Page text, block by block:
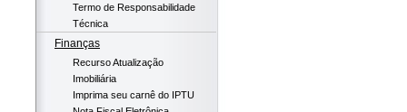
Termo de Responsabilidade
Técnica
Finanças
Recurso Atualização
Imobiliária
Imprima seu carnê do IPTU